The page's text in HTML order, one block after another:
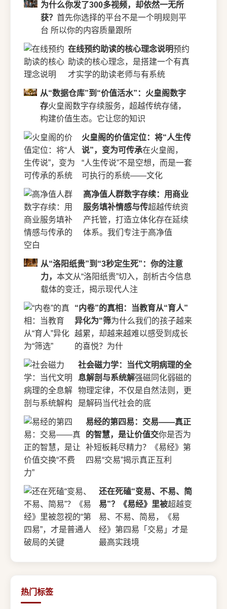
为什么你发了300多视频，却依然一无所
获？ 首先你选择的平台不是一个明规则平
台 所以你的内容质量跟所
在线预约助读的核心理念说明预约
助读的核心理念，是搭建一个有真
才实学的助读老师与有系统
从“数据仓库”到“价值活水”：火皇阁数字
存火皇阁数字存续服务，超越传统存储，
构建价值生态。它让您的知识
火皇阁的价值定位：将“人生传
说”，变为可传承在火皇阁，
“人生传说”不是空想，而是一套
可执行的系统——文化
高净值人群数字存续：用商业
服务填补情感与传超越传统资
产托管，打造立体化存在延续
体系。我们专注于高净值
从“洛阳纸贵”到“3秒定生死”：你的注意
力， 本文从“洛阳纸贵”切入，剖析古今信息
载体的变迁，揭示现代人注
“内卷”的真相：当教育从“育人”
异化为“筛为什么我们的孩子越来
越累，却越来越难以感受到成长
的喜悦？为什
社会磁力学：当代文明病理的全
息解剖与系统解强磁同化弱磁的
物理定律，不仅是自然法则，更
是解码当代社会的底
易经的第四易：交易——真正
的智慧，是让价值交你是否为
补短板耗尽精力？《易经》第
四易“交易”揭示真正互利
还在死磕“变易、不易、简
易”？《易经》里被超越变
易、不易、简易，《易
经》第四易「交易」才是
最高实践境
热门标签